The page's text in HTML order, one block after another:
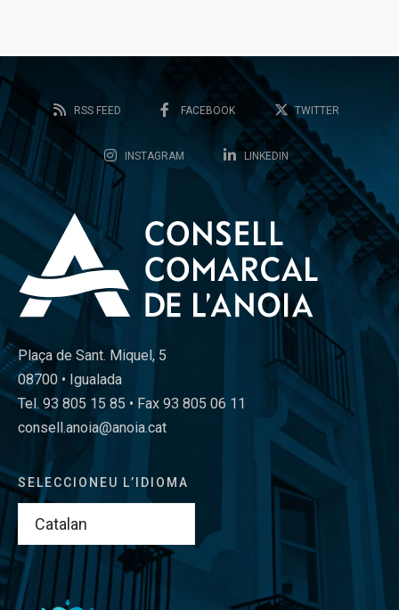
RSS FEED FACEBOOK TWITTER
INSTAGRAM LINKEDIN
Plaça de Sant. Miquel, 5
08700 • Igualada
Tel. 93 805 15 85 • Fax 93 805 06 11
consell.anoia@anoia.cat
SELECCIONEU L’IDIOMA